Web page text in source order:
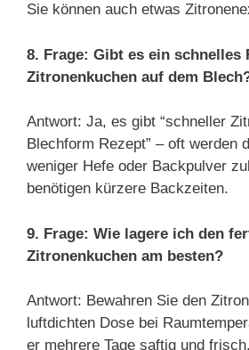
Sie können auch etwas
8. Frage: Gibt es ein schnelles
Zitronenkuchen auf dem
Antwort: Ja, es gibt “schneller
Blechform Rezept” – oft werden
weniger Hefe oder Backpulver
benötigen kürzere Backzeiten.
9. Frage: Wie lagere ich den
Zitronenkuchen am besten?
Antwort: Bewahren Sie den
luftdichten Dose bei
er mehrere Tage saftig und frisch.